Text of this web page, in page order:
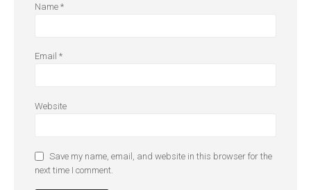
Name *
Email *
Website
Save my name, email, and website in this browser for the
next time I comment.